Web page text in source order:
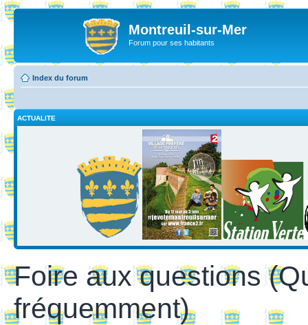
Montreuil-sur-Mer
Forum pour ses habitants
Index du forum
ACTUALITE
Foire aux questions
fréquemment)